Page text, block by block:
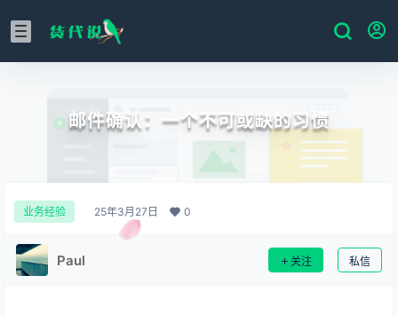
邮件确认：一个不可或缺的习惯
业务经验 25年3月27日 0
Paul 关注 私信